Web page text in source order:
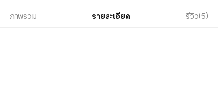
ภาพรวม รายละเอียด รีวิว(5)